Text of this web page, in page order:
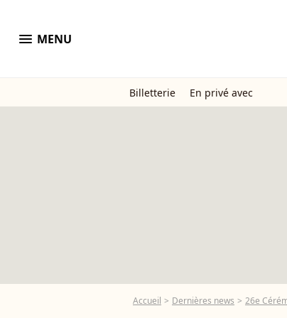
menu MENU
Billetterie En privé avec
Accueil Dernières news 26e